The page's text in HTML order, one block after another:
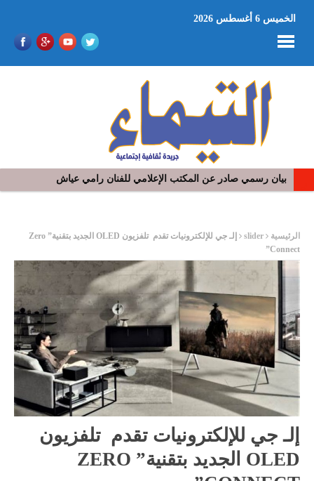
الخميس 6 أغسطس 2026
بيان رسمي صادر عن المكتب الإعلامي للفنان رامي عياش
في افتتاح مهرجان بومخلوف الدولي: رؤوف ماهر يتالق و يشد الجمهور
الرئيسية slider
إلـ جي للإلكترونيات تقدم تلفزيون OLED الجديد بتقنية” Zero
Connect”
إلـ جي للإلكترونيات تقدم تلفزيون
OLED الجديد بتقنية” ZERO